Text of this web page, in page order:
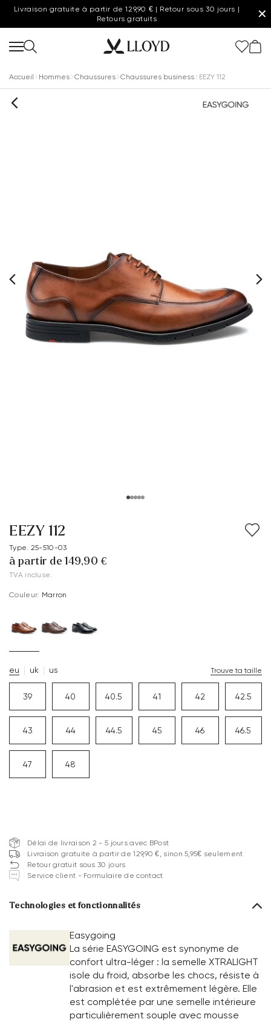
Livraison gratuite à partir de 129,90 € | Retour sous 30 jours |
Retours gratuits
✕
Vêtements
Accessoires
Accueil Hommes Chaussures Chaussures business EEZY 112
EEZY 112
Type. 25-510-03
à partir de 149,90 €
TVA incluse.
Couleur: Marron
eu uk us Trouve ta taille
39 40 40.5 41 42 42.5
43 44 44.5 45 46 46.5
47 48
Délai de livraison 2 - 5 jours avec BPost
Livraison gratuite à partir de 129,90 €, sinon 5,95€ seulement
Retour gratuit sous 30 jours
Service client - Formulaire de contact
Technologies et fonctionnalités
Easygoing
La série EASYGOING est synonyme de
confort ultra-léger : la semelle XTRALIGHT
isole du froid, absorbe les chocs, résiste à
l'abrasion et est extrêmement légère. Elle
est complétée par une semelle intérieure
particulièrement souple avec mousse